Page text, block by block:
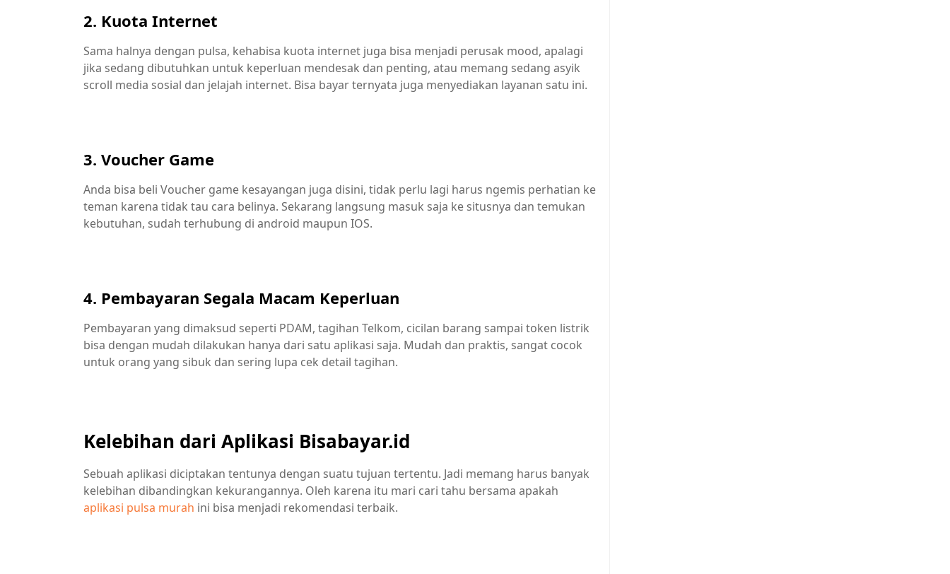
2. Kuota Internet
Sama halnya dengan pulsa, kehabisa kuota internet juga bisa menjadi perusak mood, apalagi
jika sedang dibutuhkan untuk keperluan mendesak dan penting, atau memang sedang asyik
scroll media sosial dan jelajah internet. Bisa bayar ternyata juga menyediakan layanan satu ini.
3. Voucher Game
Anda bisa beli Voucher game kesayangan juga disini, tidak perlu lagi harus ngemis perhatian ke
teman karena tidak tau cara belinya. Sekarang langsung masuk saja ke situsnya dan temukan
kebutuhan, sudah terhubung di android maupun IOS.
4. Pembayaran Segala Macam Keperluan
Pembayaran yang dimaksud seperti PDAM, tagihan Telkom, cicilan barang sampai token listrik
bisa dengan mudah dilakukan hanya dari satu aplikasi saja. Mudah dan praktis, sangat cocok
untuk orang yang sibuk dan sering lupa cek detail tagihan.
Kelebihan dari Aplikasi Bisabayar.id
Sebuah aplikasi diciptakan tentunya dengan suatu tujuan tertentu. Jadi memang harus banyak
kelebihan dibandingkan kekurangannya. Oleh karena itu mari cari tahu bersama apakah
aplikasi pulsa murah ini bisa menjadi rekomendasi terbaik.